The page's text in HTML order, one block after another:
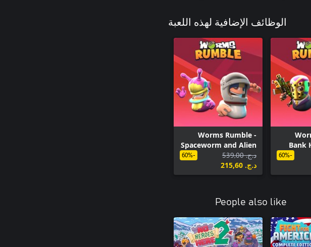
الوظائف الإضافية لهذه اللعبة
Bank
-60%
Worms Rumble -
Spaceworm and Alien
Double Pack
د.ج.‏ 539,00
د.ج.‏ 215,60
-60%
People also like